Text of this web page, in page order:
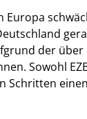
Europa
der
Sowohl
Schritten